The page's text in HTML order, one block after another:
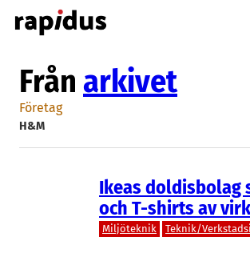
Hoppa
till
Från arkivet
Företag
H&M
Ikeas doldisbolag
och T-shirts av
Miljöteknik
Teknik/